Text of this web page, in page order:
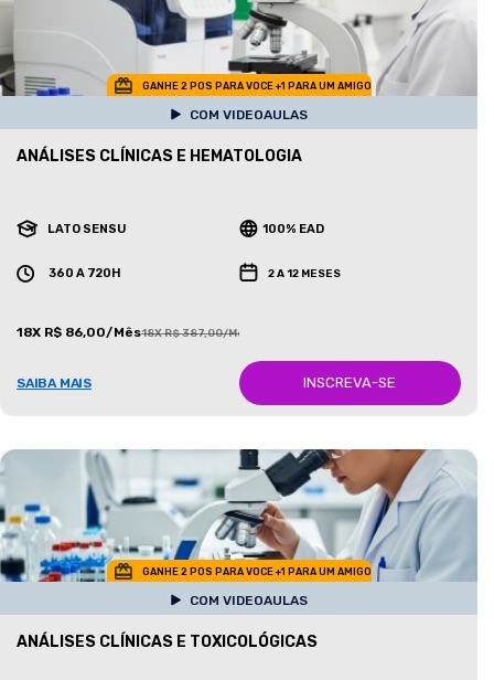
GANHE 2 POS PARA VOCE +1 PARA UM AMIGO
COM VIDEOAULAS
ANÁLISES CLÍNICAS E HEMATOLOGIA
LATO SENSU 100% EAD
360 A 720H 2 A 12 MESES
18X R$ 86,00/Mês18X R$ 387,00/Mês
SAIBA MAIS INSCREVA-SE
GANHE 2 POS PARA VOCE +1 PARA UM AMIGO
COM VIDEOAULAS
ANÁLISES CLÍNICAS E TOXICOLÓGICAS